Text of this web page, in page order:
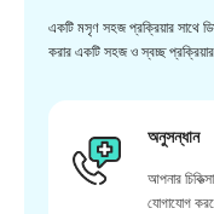
একটি মসৃণ সহজ প্রক্রিয়ার সাথে
করার একটি সহজ ও স্বচ্ছ প্রক্রিয়ার
অনুসন্ধান
আপনার
যোগাযোগ